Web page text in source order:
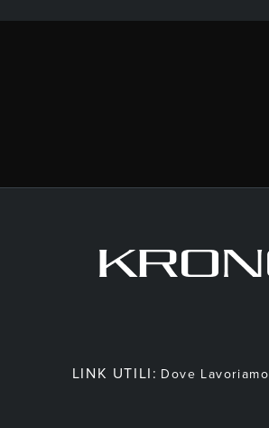
LINK UTILI: Dove Lavoriamo